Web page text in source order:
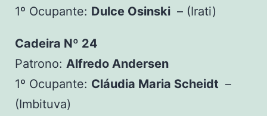
1º Ocupante: Dulce Osinski – (Irati)
Cadeira Nº 24
Patrono: Alfredo Andersen
1º Ocupante: Cláudia Maria Scheidt –
(Imbituva)